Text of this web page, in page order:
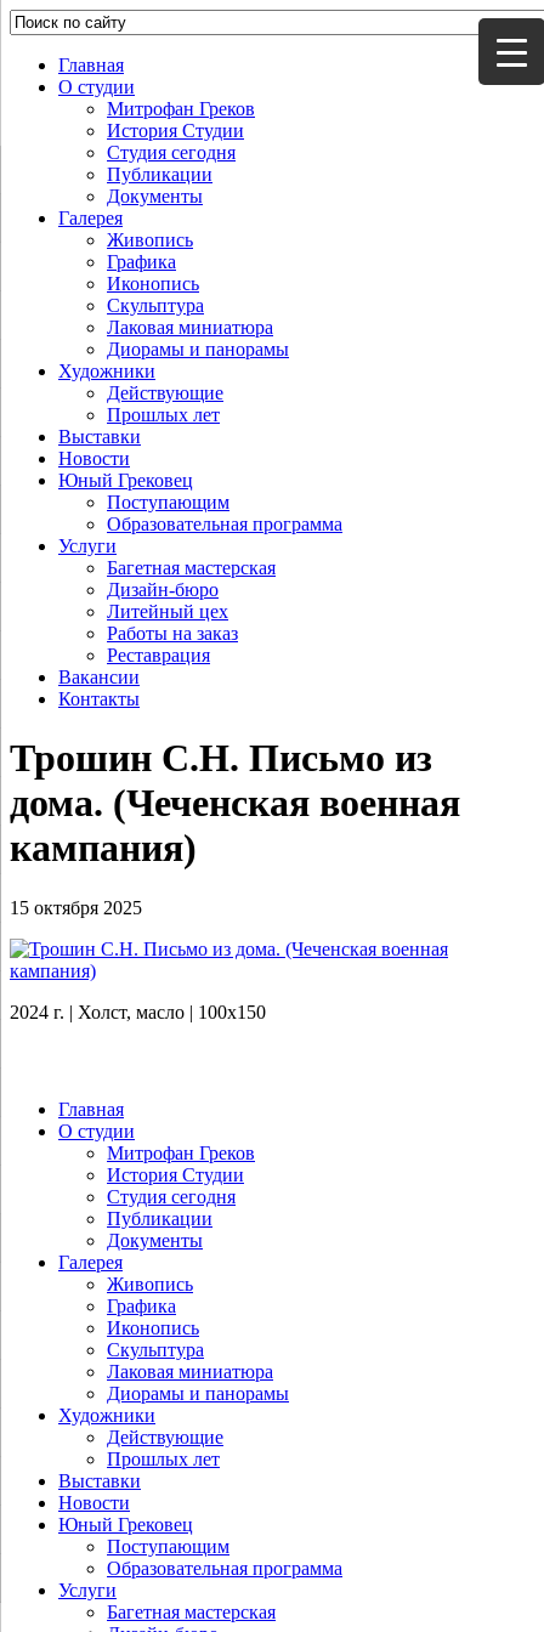
Главная
О студии
Митрофан Греков
История Студии
Студия сегодня
Публикации
Документы
Галерея
Живопись
Графика
Иконопись
Скульптура
Лаковая миниатюра
Диорамы и панорамы
Художники
Действующие
Прошлых лет
Выставки
Новости
Юный Грековец
Поступающим
Образовательная программа
Услуги
Багетная мастерская
Дизайн-бюро
Литейный цех
Работы на заказ
Реставрация
Вакансии
Контакты
Трошин С.Н. Письмо из
дома. (Чеченская военная
кампания)
15 октября 2025
2024 г. | Холст, масло | 100х150
Главная
О студии
Митрофан Греков
История Студии
Студия сегодня
Публикации
Документы
Галерея
Живопись
Графика
Иконопись
Скульптура
Лаковая миниатюра
Диорамы и панорамы
Художники
Действующие
Прошлых лет
Выставки
Новости
Юный Грековец
Поступающим
Образовательная программа
Услуги
Багетная мастерская